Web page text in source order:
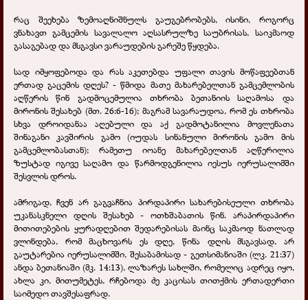
რაც შეეხება ზემოაღნიშნულს გაუგებრობებს, ისინი, როგორც
ვნახავთ გამცემის სავალალო აღსასრულზე საუბრისას, საიკმაოდ
გასაგებად და მსგავსი ვარაუდების გარეშე წყდება.
სად იმყოფებოდა და რას აკეთებდა უფალი თავის მოწაფეებთან
ერთად გაცემის დღეს? - წმიდა მათე მახარებელთან გამცემლობის
აღწერის წინ გადმოცემულია თხრობა ბეთანიის საღამოსა და
მირონის შესახებ (მთ. 26:6-16); მაგრამ სავარაუდოა, რომ ეს თხრობა
სხვა დროიდანაა აღებული და აქ გადმოტანილია მოვლენათა
შინაგანი კავშირის გამო (იუდას სინანული მირონის გამო მის
გამცემლობასთან); რამეთუ იოანე მახარებელთან აღწერილია
ზუსტად იგივე საღამო და წარმოდგენილია იესუს იერუსალიმში
შესვლის დროს.
ამრიგად, ჩვენ არ გაგვაჩნია პირდაპირი სახარებისეული თხრობა
უკანასკნელი დღის შესახებ - ოთხშაბათის წინ. არაპირდაპირი
მითითებების ყურადღებით შედარებისას მაინც საკმაოდ ნათლად
ვლინდება, რომ მაცხოვარს ეს დღე, წინა დღის მსგავსად, არ
გაუტარებია იერუსალიმში, შესაბამისად - გეთსიმანიაში (ლკ. 21:37)
ანდა ბეთანიაში (მკ. 14:13), ლაზარეს სახლში, რომელიც ადრეც იყო,
ახლა კი, მითუმეტეს, რჩებოდა ძე კაცისას თითქმის ერთადერთი
საიმედო თავშესაფრად.